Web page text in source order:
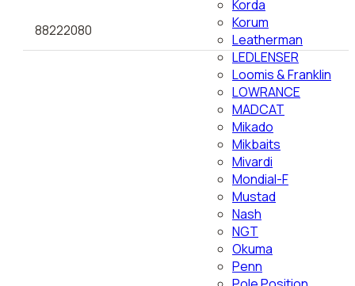
Korda
Korum
Leatherman
LEDLENSER
Loomis & Franklin
LOWRANCE
MADCAT
Mikado
Mikbaits
Mivardi
Mondial-F
Mustad
Nash
NGT
Okuma
Penn
88222080